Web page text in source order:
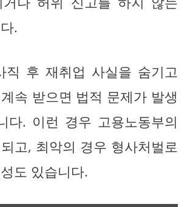
.
직 후 재취업 사실을 숨기고
속 받으면 법적 문제가 발생
다. 이런 경우 고용노동부의
고, 최악의 경우 형사처벌로
도 있습니다.